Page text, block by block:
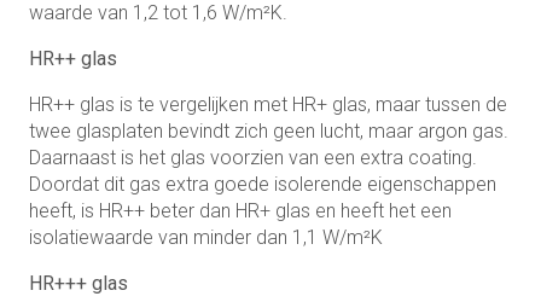
waarde van 1,2 tot 1,6 W/m²K.
HR++ glas
HR++ glas is te vergelijken met HR+ glas, maar tussen de
twee glasplaten bevindt zich geen lucht, maar argon gas.
Daarnaast is het glas voorzien van een extra coating.
Doordat dit gas extra goede isolerende eigenschappen
heeft, is HR++ beter dan HR+ glas en heeft het een
isolatiewaarde van minder dan 1,1 W/m²K
HR+++ glas